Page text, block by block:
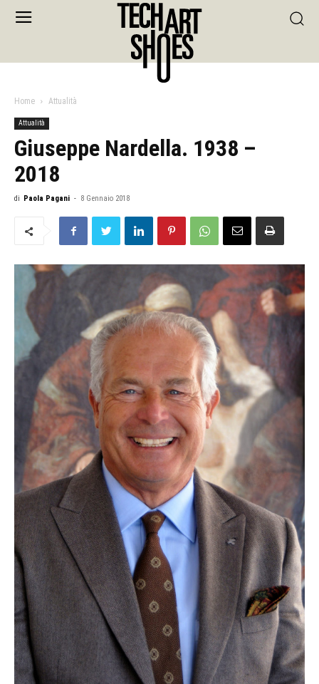
Home Attualità
Attualità
Giuseppe Nardella. 1938 –
2018
di Paola Pagani - 8 Gennaio 2018